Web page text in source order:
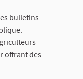
bulletins
offrant des